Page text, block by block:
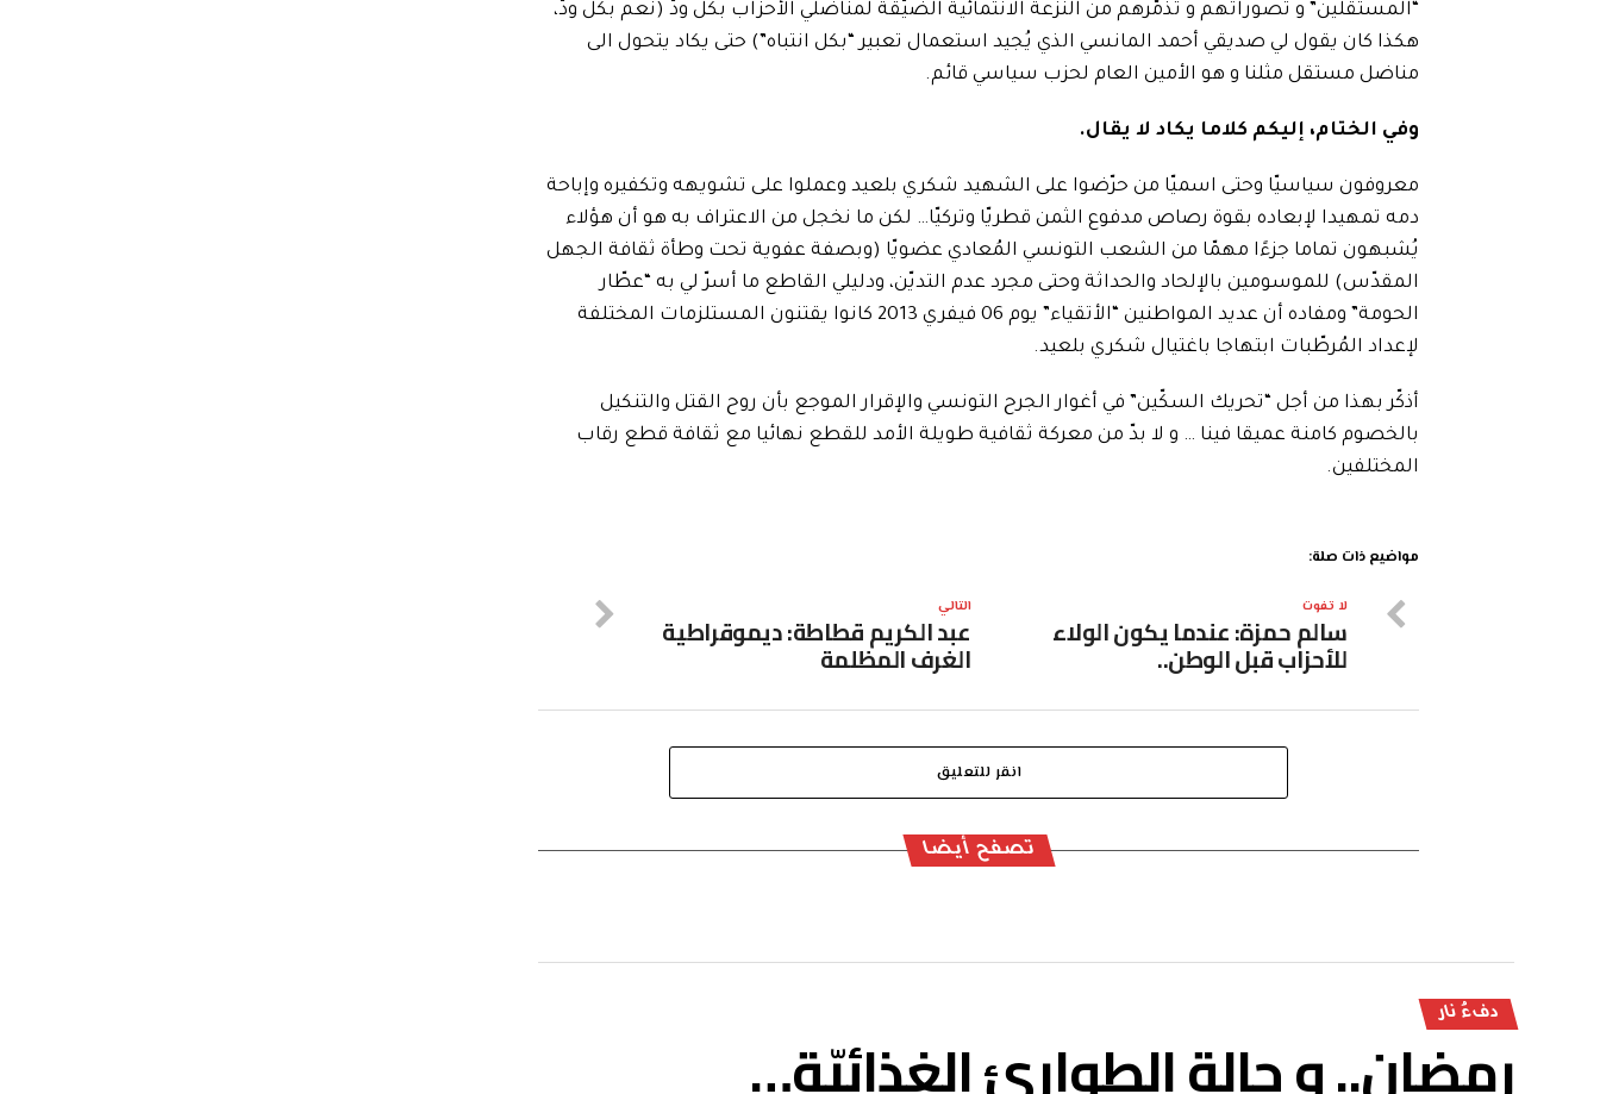
“المستقلين” و تصوراتهم و تذمّرهم من النزعة الانتمائية الضيّقة لمناضلي الأحزاب بكل ودّ (نعم بكل ودّ،
هكذا كان يقول لي صديقي أحمد المانسي الذي يُجيد استعمال تعبير “بكل انتباه”) حتى يكاد يتحول الى
مناضل مستقل مثلنا و هو الأمين العام لحزب سياسي قائم.
وفي الختام، إليكم كلاما يكاد لا يقال.
معروفون سياسيّا وحتى اسميّا من حرّضوا على الشهيد شكري بلعيد وعملوا على تشويهه وتكفيره وإباحة
دمه تمهيدا لإبعاده بقوة رصاص مدفوع الثمن قطريّا وتركيّا… لكن ما نخجل من الاعتراف به هو أن هؤلاء
يُشبهون تماما جزءًا مهمّا من الشعب التونسي المُعادي عضويّا (وبصفة عفوية تحت وطأة ثقافة الجهل
المقدّس) للموسومين بالإلحاد والحداثة وحتى مجرد عدم التديّن، ودليلي القاطع ما أسرّ لي به “عطّار
الحومة” ومفاده أن عديد المواطنين “الأتقياء” يوم 06 فيفري 2013 كانوا يقتنون المستلزمات المختلفة
لإعداد المُرطّبات ابتهاجا باغتيال شكري بلعيد.
أذكّر بهذا من أجل “تحريك السكّين” في أغوار الجرح التونسي والإقرار الموجع بأن روح القتل والتنكيل
بالخصوم كامنة عميقا فينا … و لا بدّ من معركة ثقافية طويلة الأمد للقطع نهائيا مع ثقافة قطع رقاب
المختلفين.
مواضيع ذات صلة:
التالي
عبد الكريم قطاطة: ديموقراطية
الغرف المظلمة
لا تفوت
سالم حمزة: عندما يكون الولاء
للأحزاب قبل الوطن..
انقر للتعليق
تصفح أيضا
دفءُ نار
رمضان.. و حالة الطوارئ الغذائيّة…